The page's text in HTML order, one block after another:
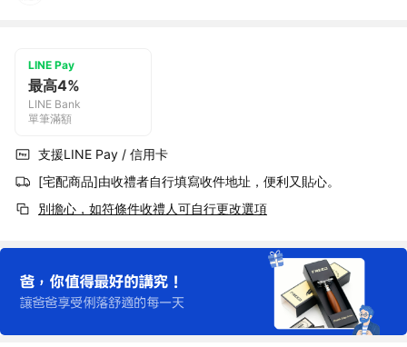
LINE Pay
最高4%
LINE Bank
單筆滿額
支援LINE Pay / 信用卡
[宅配商品]由收禮者自行填寫收件地址，便利又貼心。
別擔心，如符條件收禮人可自行更改選項